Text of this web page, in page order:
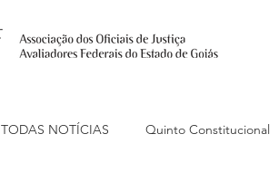
TODAS NOTÍCIAS Quinto Constitucional